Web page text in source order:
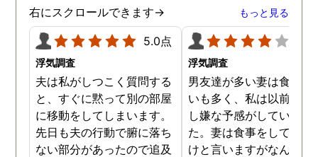
ましたが、真実を知るこ
ができて良かったです。
右にスクロールできます→ もっと見る
5.0点
浮気調査
夫は私がしつこく質問する
と、すぐに黙って別の部屋
に移動をしてしまいます。
先日も夫の行動で腑に落ち
ない部分があったので追及
浮気調査
男友達が多い妻は食事の
いも多く、私は以前から
し嫌な予感がしていまし
た。妻は食事をしている
けと言いますがなんとも